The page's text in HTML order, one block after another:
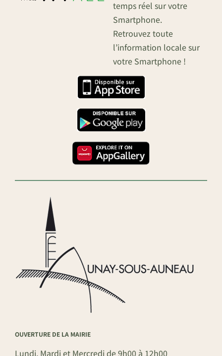
temps réel sur votre
Smartphone.
Retrouvez toute
l’information locale sur
votre Smartphone !
OUVERTURE DE LA MAIRIE
Lundi, Mardi et Mercredi de 9h00 à 12h00